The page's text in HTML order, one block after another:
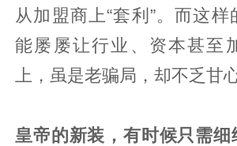
从加盟商上“套利”。而这样
能屡屡让行业、资本甚至
上，虽是老骗局，却不乏甘
皇帝的新装，有时候只需细